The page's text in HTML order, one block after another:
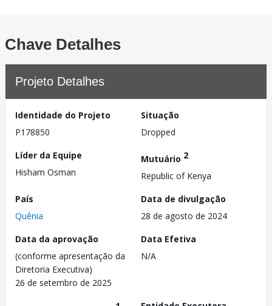
Chave Detalhes
Projeto Detalhes
Identidade do Projeto
P178850
Situação
Dropped
Líder da Equipe
Hisham Osman
Mutuário 2
Republic of Kenya
País
Quênia
Data de divulgação
28 de agosto de 2024
Data da aprovação
(conforme apresentação da
Diretoria Executiva)
26 de setembro de 2025
Data Efetiva
N/A